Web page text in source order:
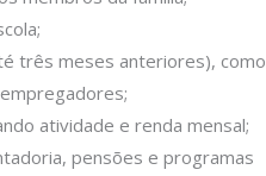
três meses anteriores), como
atividade e renda mensal;
pensões e programas